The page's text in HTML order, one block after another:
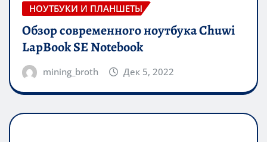
НОУТБУКИ И ПЛАНШЕТЫ
Обзор современного ноутбука Chuwi
LapBook SE Notebook
mining_broth Дек 5, 2022